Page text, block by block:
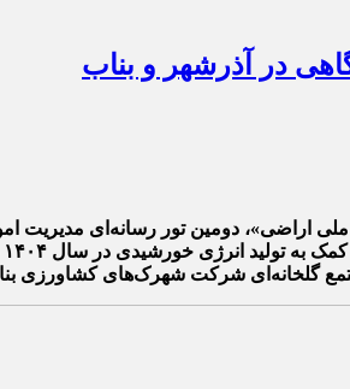
در آذرشهر و بناب